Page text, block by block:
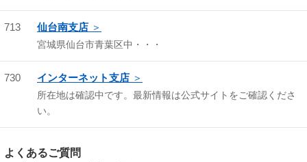
713 仙台南支店
宮城県仙台市青葉区中・・・
730 インターネット支店
所在地は確認中です。最新情報は公式サイトをご確認くださ
い。
よくあるご質問